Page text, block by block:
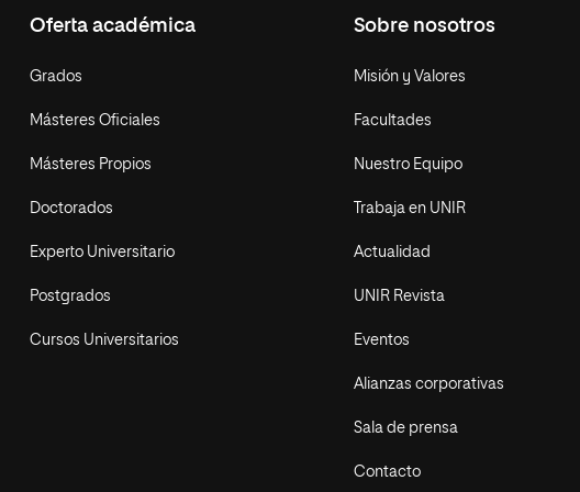
Oferta académica
Grados
Másteres Oficiales
Másteres Propios
Doctorados
Experto Universitario
Postgrados
Cursos Universitarios
Sobre nosotros
Misión y Valores
Facultades
Nuestro Equipo
Trabaja en UNIR
Actualidad
UNIR Revista
Eventos
Alianzas corporativas
Sala de prensa
Contacto